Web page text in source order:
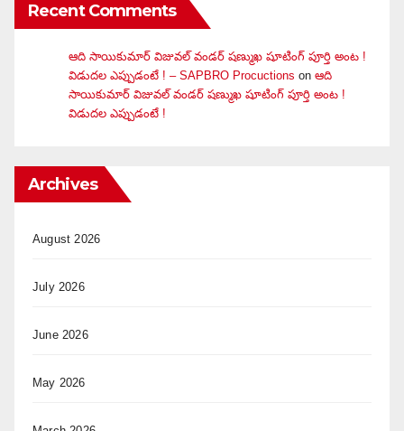
Recent Comments
ఆది సాయికుమార్ విజువ‌ల్ వండ‌ర్ ష‌ణ్ముఖ షూటింగ్ పూర్తి అంట !
విడుదల ఎప్పుడంటే ! – SAPBRO Procuctions on ఆది
సాయికుమార్ విజువ‌ల్ వండ‌ర్ ష‌ణ్ముఖ షూటింగ్ పూర్తి అంట !
విడుదల ఎప్పుడంటే !
Archives
August 2026
July 2026
June 2026
May 2026